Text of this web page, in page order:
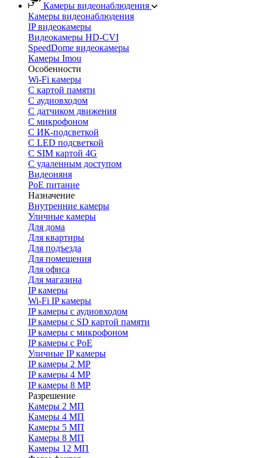
Камеры видеонаблюдения
Камеры видеонаблюдения
IP видеокамеры
Видеокамеры HD-CVI
SpeedDome видеокамеры
Камеры Imou
Особенности
Wi-Fi камеры
С картой памяти
С аудиовходом
С датчиком движения
С микрофоном
С ИК-подсветкой
С LED подсветкой
C SIM картой 4G
C удаленным доступом
Видеоняня
PoE питание
Назначение
Внутренние камеры
Уличные камеры
Для дома
Для квартиры
Для подъезда
Для помещения
Для офиса
Для магазина
IP камеры
Wi-Fi IP камеры
IP камеры с аудиовходом
IP камеры с SD картой памяти
IP камеры с микрофоном
IP камеры с PoE
Уличные IP камеры
IP камеры 2 MP
IP камеры 4 MP
IP камеры 8 MP
Разрешение
Камеры 2 МП
Камеры 4 МП
Камеры 5 МП
Камеры 8 МП
Камеры 12 МП